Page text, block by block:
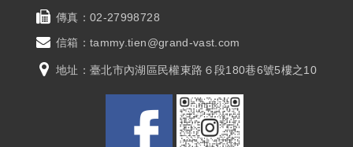
傳真： 02-27998728
信箱： tammy.tien@grand-vast.com
地址： 臺北市內湖區民權東路６段180巷6號5樓之10